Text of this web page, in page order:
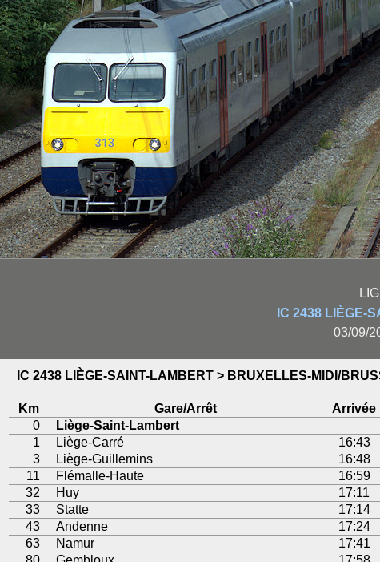
IC 2438 LIÈGE-
03/09/
IC 2438 LIÈGE-SAINT-LAMBERT > BRUXELLES-MIDI/
Km Gare/Arrêt Arrivée
0
Liège-Saint-Lambert
1
Liège-Carré 16:43
3
Liège-Guillemins 16:48
11
Flémalle-Haute 16:59
32
Huy 17:11
33
Statte 17:14
43
Andenne 17:24
63
Namur 17:41